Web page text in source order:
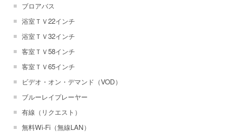
ブロアバス
浴室ＴＶ22インチ
浴室ＴＶ32インチ
客室ＴＶ58インチ
客室ＴＶ65インチ
ビデオ・オン・デマンド（VOD）
ブルーレイプレーヤー
有線（リクエスト）
無料Wi-Fi（無線LAN）